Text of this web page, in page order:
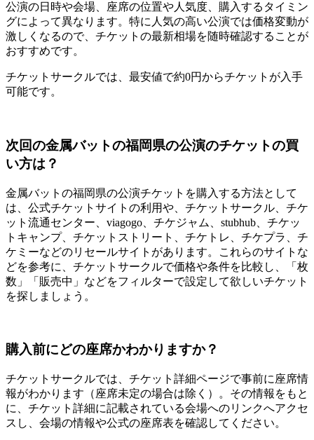
公演の日時や会場、座席の位置や人気度、購入するタイミン
グによって異なります。特に人気の高い公演では価格変動が
激しくなるので、チケットの最新相場を随時確認することが
おすすめです。
チケットサークルでは、最安値で約0円からチケットが入手
可能です。
次回の金属バットの福岡県の公演のチケットの買
い方は？
金属バットの福岡県の公演チケットを購入する方法として
は、公式チケットサイトの利用や、チケットサークル、チケ
ット流通センター、viagogo、チケジャム、stubhub、チケッ
トキャンプ、チケットストリート、チケトレ、チケプラ、チ
ケミーなどのリセールサイトがあります。これらのサイトな
どを参考に、チケットサークルで価格や条件を比較し、「枚
数」「販売中」などをフィルターで設定して欲しいチケット
を探しましょう。
購入前にどの座席かわかりますか？
チケットサークルでは、チケット詳細ページで事前に座席情
報がわかります（座席未定の場合は除く）。その情報をもと
に、チケット詳細に記載されている会場へのリンクへアクセ
スし、会場の情報や公式の座席表を確認してください。